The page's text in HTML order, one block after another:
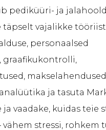
pediküüri- ja
täpselt vajalikke
personaalsed
graafikukontrolli,
ja tasuta
ja vaadake, kuidas teie
vähem stressi, rohkem